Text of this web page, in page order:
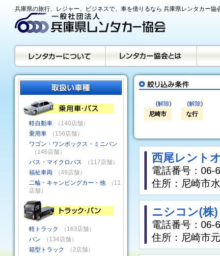
兵庫県の旅行、レジャー、ビジネスで、車を借りるなら 兵庫県レンタカー協
(解除)
尼崎市
(解除)
な行
軽自動車
（140店舗）
乗用車
（156店舗）
ワゴン・ワンボックス・ミニバン
（146店舗）
バス・マイクロバス
（117店舗）
福祉車両
（49店舗）
二輪・キャンピングカー・他
（11
店舗）
軽トラック
（163店舗）
バン
（134店舗）
箱型トラック
（2店舗）
西尾レント
電話番号：06-
住所：尼崎市
ニシコン(
電話番号：06-
住所：尼崎市